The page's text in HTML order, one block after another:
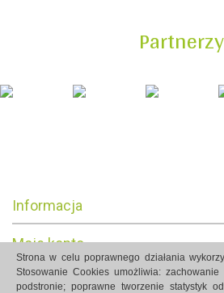
Strona w celu poprawnego działania
Stosowanie Cookies umożliwia:
podstronie; poprawne tworzenie statystyk
Partnerzy
Informacja
Moje konto
Informacja o sklepie